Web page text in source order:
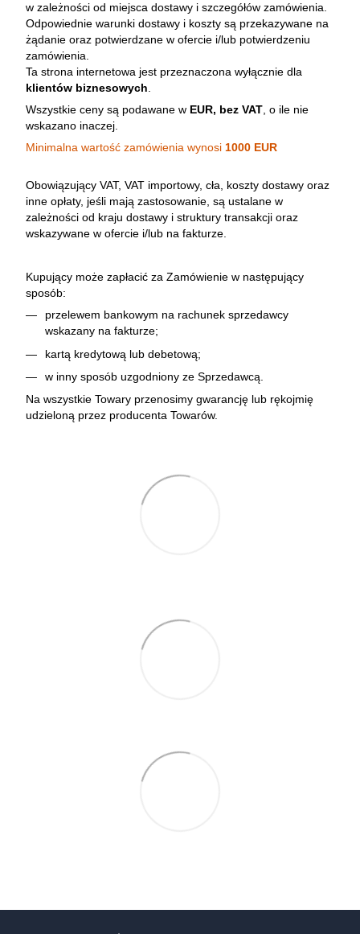
w zależności od miejsca dostawy i szczegółów zamówienia.
Odpowiednie warunki dostawy i koszty są przekazywane na
żądanie oraz potwierdzane w ofercie i/lub potwierdzeniu
zamówienia.
Ta strona internetowa jest przeznaczona wyłącznie dla
klientów biznesowych
Wszystkie ceny są podawane w EUR, bez VAT , o ile nie
wskazano inaczej.
Minimalna wartość zamówienia wynosi 1000 EUR
Obowiązujący VAT, VAT importowy, cła, koszty dostawy oraz
inne opłaty, jeśli mają zastosowanie, są ustalane w
zależności od kraju dostawy i struktury transakcji oraz
wskazywane w ofercie i/lub na fakturze.
Kupujący może zapłacić za Zamówienie w następujący
sposób:
przelewem bankowym na rachunek sprzedawcy
wskazany na fakturze;
kartą kredytową lub debetową;
w inny sposób uzgodniony ze Sprzedawcą.
Na wszystkie Towary przenosimy gwarancję lub rękojmię
udzieloną przez producenta Towarów.